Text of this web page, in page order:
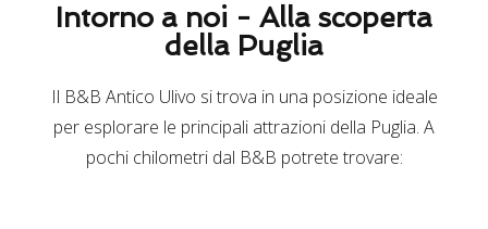
Intorno a noi - Alla scoperta
della Puglia
Il B&B Antico Ulivo si trova in una posizione ideale
per esplorare le principali attrazioni della Puglia. A
pochi chilometri dal B&B potrete trovare: